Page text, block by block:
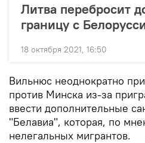
Литва перебросит
границу с
18 октября 2021, 16:50
Вильнюс неоднократно
против Минска из-за
ввести дополнительные
"Белавиа", которая, по
нелегальных мигрантов.